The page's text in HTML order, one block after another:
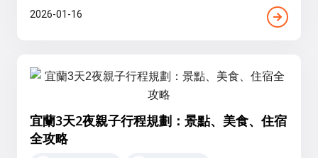
2026-01-16
宜蘭3天2夜親子行程規劃：景點、美食、住宿
全攻略